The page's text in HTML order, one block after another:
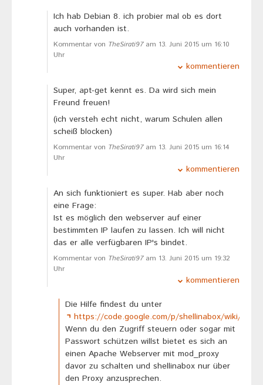
Ich hab Debian 8. ich probier mal ob es dort
auch vorhanden ist.
Kommentar von TheSirati97am 13. Juni 2015 um 16:10
Uhr
kommentieren
Super, apt-get kennt es. Da wird sich mein
Freund freuen!
(ich versteh echt nicht, warum Schulen allen
scheiß blocken)
Kommentar von TheSirati97am 13. Juni 2015 um 16:14
Uhr
kommentieren
An sich funktioniert es super. Hab aber noch
eine Frage:
Ist es möglich den webserver auf einer
bestimmten IP laufen zu lassen. Ich will nicht
das er alle verfügbaren IP's bindet.
Kommentar von TheSirati97am 13. Juni 2015 um 19:32
Uhr
kommentieren
Die Hilfe findest du unter
https://code.google.com/p/shellinabox/wiki/
Wenn du den Zugriff steuern oder sogar mit
Passwort schützen willst bietet es sich an
einen Apache Webserver mit mod_proxy
davor zu schalten und shellinabox nur über
den Proxy anzusprechen.